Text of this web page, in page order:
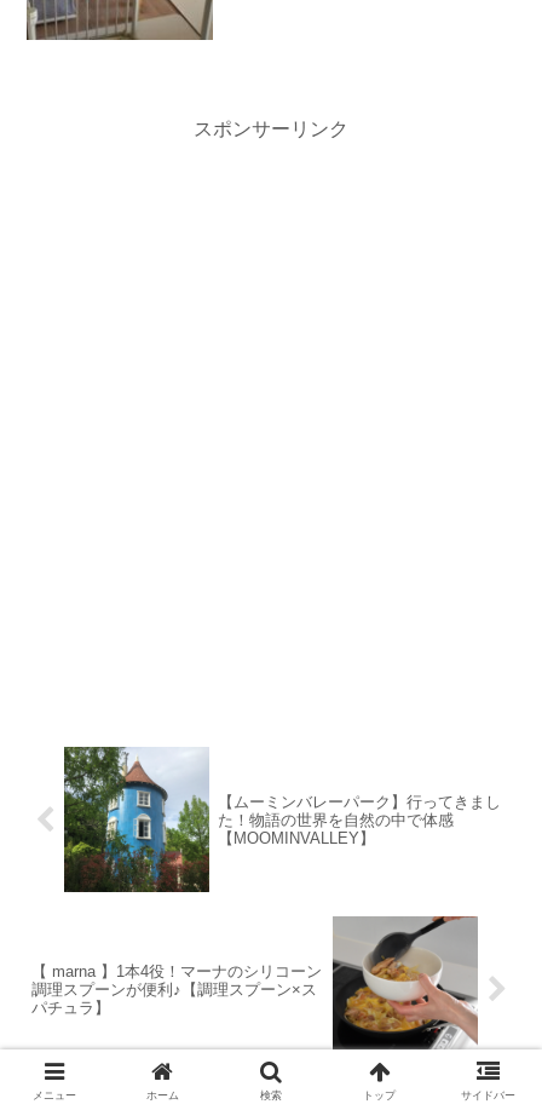
スポンサーリンク
【ムーミンバレーパーク】行ってきまし
た！物語の世界を自然の中で体感
【MOOMINVALLEY】
【 marna 】1本4役！マーナのシリコーン
調理スプーンが便利♪【調理スプーン×ス
パチュラ】
メニュー ホーム 検索 トップ サイドバー